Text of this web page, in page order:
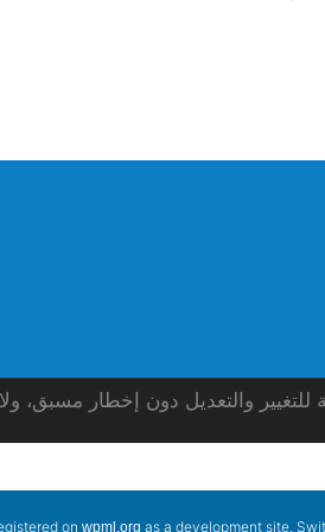
والتعديل دون إخطار مسبق،
on wpml.org as a development site.